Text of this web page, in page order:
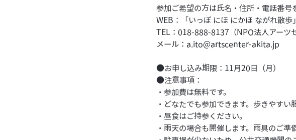
参加ご希望の方は氏名・住所・電話番号
WEB：
「いっぽ にほ にかほ ながれ散
TEL：018-888-8137（NPO法人アーツ
メール：a.ito@artscenter-akita.jp
●お申し込み期限：11月20日（月）
●注意事項：
・参加費は無料です。
・どなたでも参加できます。歩きやすい
・昼食はご持参ください。
・雨天の場合も開催します。雨具のご準